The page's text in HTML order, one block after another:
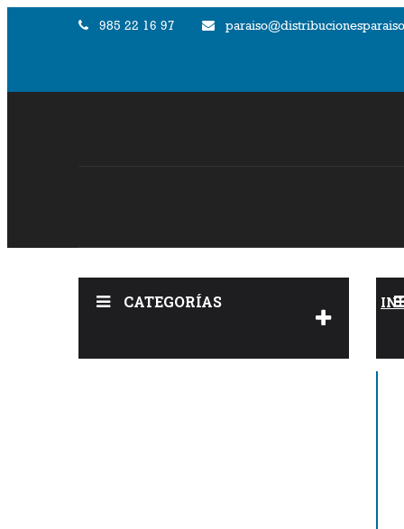
985 22 16 97
CATEGORÍAS